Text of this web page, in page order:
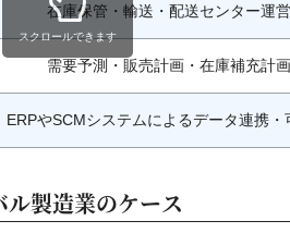
在庫保管・輸送・配送センター運営
需要予測・販売計画・在庫補充計画
ERPやSCMシステムによるデータ連携・
スクロールできます
製造業のケース